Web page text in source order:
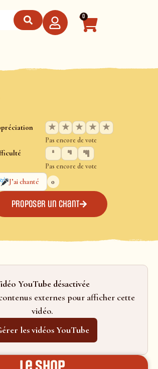
0
★ ★ ★ ★ ★
Pas encore de vote
Pas encore de vote
J’ai chanté
0
Proposer un chant
YouTube désactivée
externes pour afficher cette
vidéo.
les vidéos YouTube